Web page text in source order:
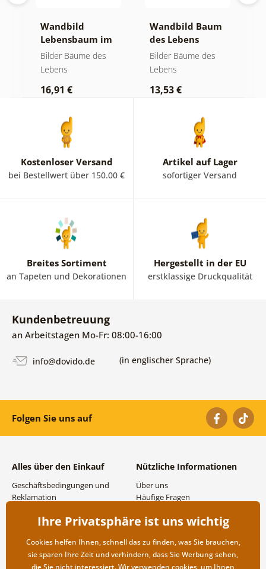
Wandbild
Lebensbaum im
bunten
Glasfenster
Bilder Bäume des
Lebens
16,91 €
Wandbild Baum
des Lebens
goldene Magie
Bilder Bäume des
Lebens
13,53 €
Kostenloser Versand
bei Bestellwert über 150.00 €
Artikel auf Lager
sofortiger Versand
Breites Sortiment
an Tapeten und Dekorationen
Hergestellt in der EU
erstklassige Druckqualität
Kundenbetreuung
an Arbeitstagen Mo-Fr: 08:00-16:00
info@dovido.de (in englischer Sprache)
Folgen Sie uns auf
Alles über den Einkauf
Geschäftsbedingungen und
Reklamation
Versand- und
Rücksendung der Ware
Nützliche Informationen
Über uns
Häufige Fragen
Großhandel und
Ihre Privatsphäre ist uns wichtig
Cookies helfen Ihnen, schnell das zu finden, was Sie brauchen,
sie sparen Ihre Zeit und verhindern, dass Sie Werbung sehen,
die Sie nicht interessiert. Wir verwenden cookies , um Ihnen